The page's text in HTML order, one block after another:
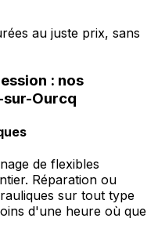
au juste prix, sans
: nos
Ourcq
de flexibles
Réparation ou
sur tout type
d'une heure où que